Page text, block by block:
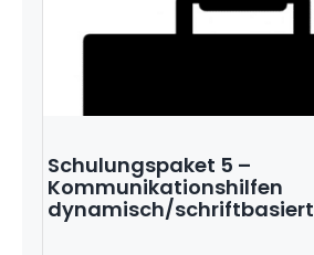
Schulungspaket 5 –
Kommunikationshilfen
dynamisch/schriftbasiert